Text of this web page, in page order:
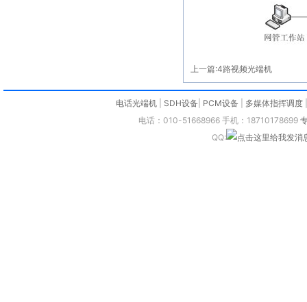
上一篇:4路视频光端机
电话光端机 SDH设备 PCM设备 多媒体指挥调度
电话：010-51668966 手机：18710178699
QQ: